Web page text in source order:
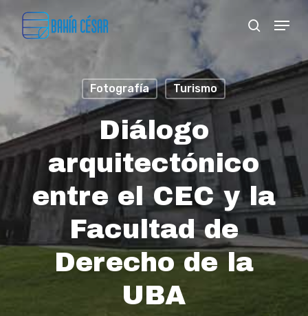
main
content
search
Menu
Fotografía Turismo
Diálogo
arquitectónico
entre el CEC y la
Facultad de
Derecho de la
UBA
Menu